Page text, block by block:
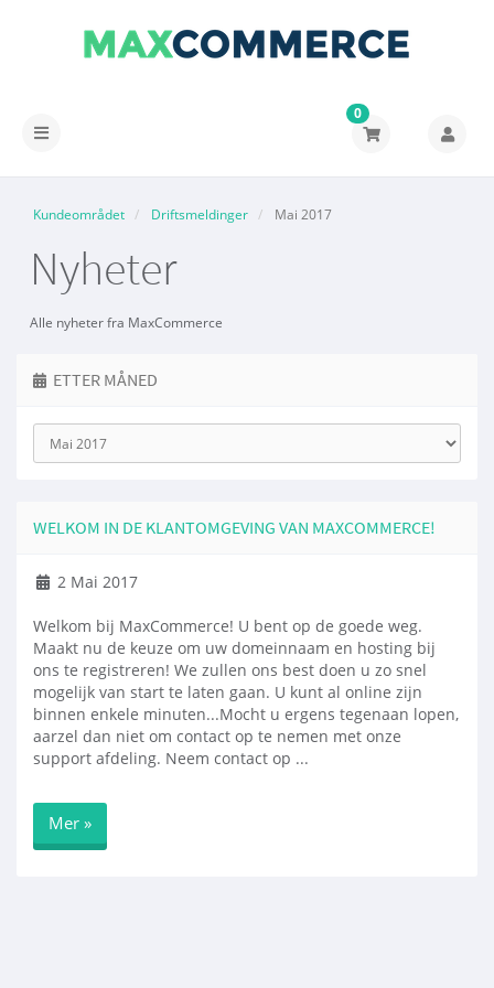
Bytt
0
Kundeområdet Driftsmeldinger Mai 2017
Nyheter
Alle nyheter fra MaxCommerce
ETTER MÅNED
WELKOM IN DE KLANTOMGEVING VAN MAXCOMMERCE!
2 Mai 2017
Welkom bij MaxCommerce! U bent op de goede weg.
Maakt nu de keuze om uw domeinnaam en hosting bij
ons te registreren! We zullen ons best doen u zo snel
mogelijk van start te laten gaan. U kunt al online zijn
binnen enkele minuten...Mocht u ergens tegenaan lopen,
aarzel dan niet om contact op te nemen met onze
support afdeling. Neem contact op ...
Mer »